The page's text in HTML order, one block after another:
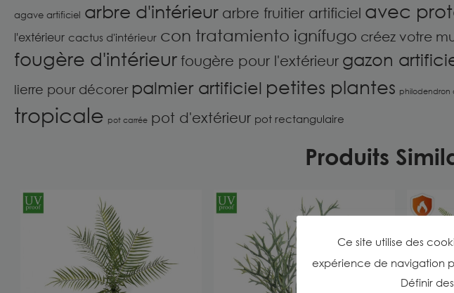
agave artificiel arbre d'intérieur arbre fruitier artificiel avec
l'extérieur cactus d'intérieur con tratamiento ignífugo créez votre
fougère d'intérieur fougère pour l'extérieur gazon
lierre pour décorer palmier artificiel petites plantes philodendron
tropicale pot carrée pot d'extérieur pot rectangulaire
Produits
Ce site utilise des
expérience de navigation
Définir